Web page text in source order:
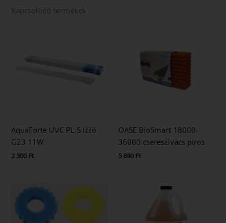
Kapcsolódó termékek
AquaForte UVC PL-S izzó
G23 11W
2 300 Ft
OASE BioSmart 18000-
36000 csereszivacs piros
5 890 Ft